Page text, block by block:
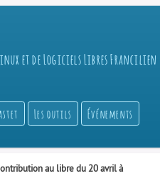
et de Logiciels Libres Francilien
Les outils Événements
au libre du 20 avril à